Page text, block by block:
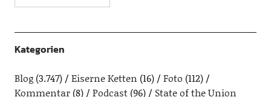
Kategorien
Blog(3.747) Eiserne Ketten (16) Foto (112)
Kommentar(8) Podcast(96) State of the Union